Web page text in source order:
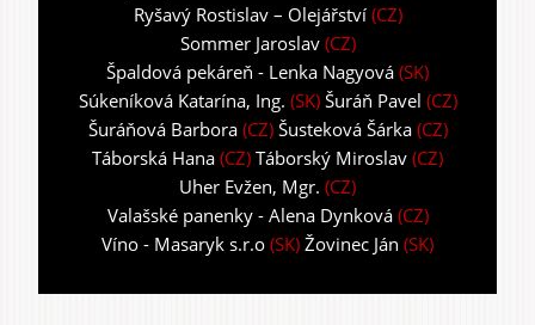
Ryšavý Rostislav – Olejářství(CZ)
Sommer Jaroslav(CZ)
Špaldová pekáreň - Lenka Nagyová (SK)
Súkeníková Katarína, Ing. (SK) Šuráň Pavel (CZ)
Šuráňová Barbora(CZ) Šusteková Šárka(CZ)
Táborská Hana (CZ) Táborský Miroslav (CZ)
Uher Evžen, Mgr. (CZ)
Valašské panenky - Alena Dynková(CZ)
Víno - Masaryk s.r.o (SK) Žovinec Ján (SK)